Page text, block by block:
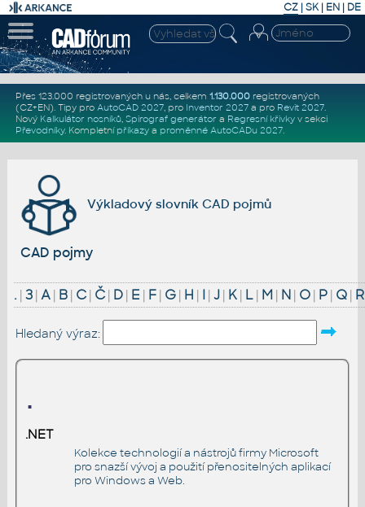
CZ | SK| EN | DE
Přes 123.000 registrovaných u nás, celkem 1.130.000registrovaných
(CZ+EN). Tipy pro AutoCAD 2027, pro Inventor 2027a pro Revit 2027.
Nový Kalkulátor nosníků, Spirograf generátor a Regresní křivkyv sekci
Převodníky. Kompletní příkazya proměnné AutoCADu 2027.
Výkladový slovník CAD pojmů
CAD pojmy
.| 3| A| B| C| Č| D| E | F| G| H | I| J| K| L| M| N| O| P| Q| R
Hledaný výraz:
.
.NET
Kolekce technologií a nástrojů firmy Microsoft
pro snazší vývoj a použití přenositelných aplikací
pro Windows a Web.